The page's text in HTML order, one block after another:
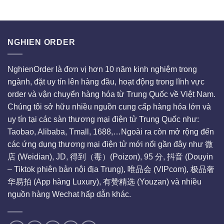
NGHIEN ORDER
NghienOrder là đơn vị hơn 10 năm kinh nghiệm trong
ngành, đặt uy tín lên hàng đầu, hoạt động trong lĩnh vực
order và vận chuyển hàng hóa từ Trung Quốc về Việt Nam.
Chúng tôi sở hữu nhiều nguồn cung cấp hàng hóa lớn và
uy tín tại các sàn thương mại điện tử Trung Quốc như:
Taobao, Alibaba, Tmall, 1688,…Ngoài ra còn mở rộng đến
các ứng dụng thương mại điện tử mới nổi gần đây như 微
店 (Weidian), JD, 得到（毒）(Poizon), 95 分, 抖音 (Douyin
– Tiktok phiên bản nội địa Trung), 唯品会 (VIPcom), 极品奢
华易拍 (App hàng Luxury), 有赞精选 (Youzan) và nhiều
nguồn hàng Wechat hấp dẫn khác.